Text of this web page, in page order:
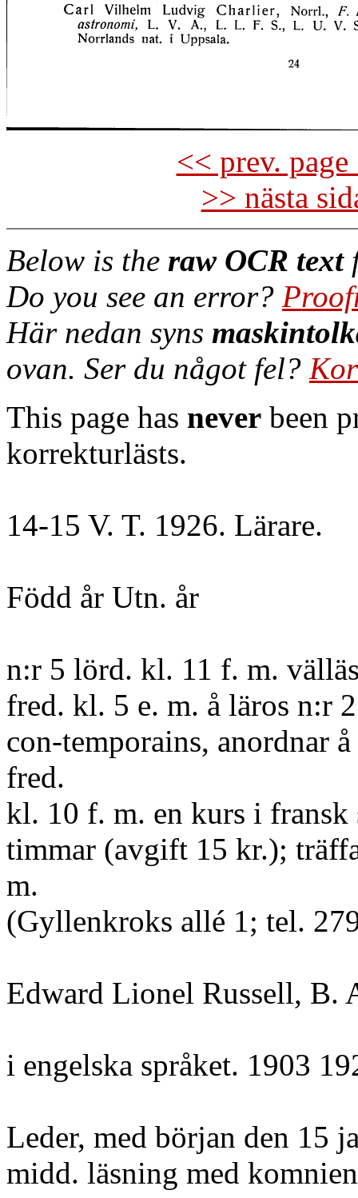
<< prev.
>> nästa
Below is the raw OCR text
Do you see an error?
Här nedan syns
ovan. Ser du något fel?
This page has never been
korrekturlästs.
14-15 V. T. 1926. Lärare.
Född år Utn. år
n:r 5 lörd. kl. 11 f. m.
fred. kl. 5 e. m. å läros n:r
con-temporains, anordnar
fred.
kl. 10 f. m. en kurs i
timmar (avgift 15 kr.);
m.
(Gyllenkroks allé 1; tel.
Edward Lionel Russell, B.
i engelska språket. 1903
Leder, med början den 15
midd. läsning med